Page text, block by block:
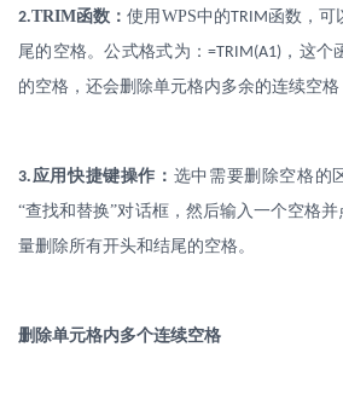
2.TRIM函数：使用 WPS中的TRIM函数，可
尾的空格。公式格式为：=TRIM(A1) ，这个
的空格，还会删除单元格内多余的连续空格
3.应用快捷键操作： 选中需要删除空格的
“查找和替换”对话框，然后输入一个空格
量删除所有开头和结尾的空格。
删除单元格内多个连续空格